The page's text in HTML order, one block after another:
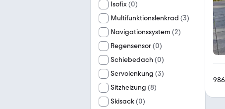
Isofix(0)
Multifunktionslenkrad (3)
Navigationssystem (2)
Regensensor(0)
Schiebedach (0)
Servolenkung (3)
Sitzheizung (8)
Skisack(0)